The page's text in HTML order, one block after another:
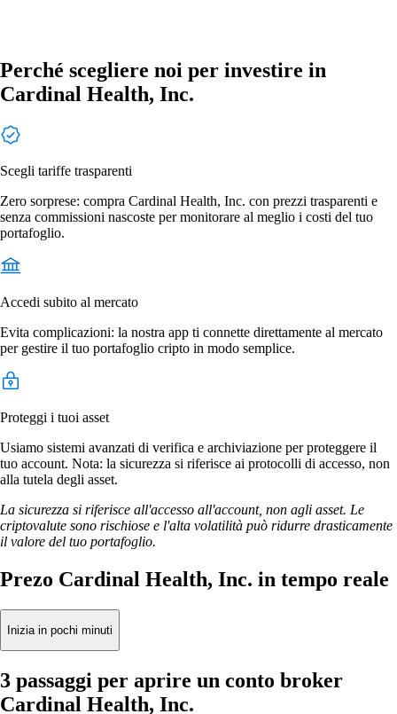
Perché scegliere noi per investire in
Cardinal Health, Inc.
Scegli tariffe trasparenti
Zero sorprese: compra Cardinal Health, Inc. con prezzi trasparenti e
senza commissioni nascoste per monitorare al meglio i costi del tuo
portafoglio.
Accedi subito al mercato
Evita complicazioni: la nostra app ti connette direttamente al mercato
per gestire il tuo portafoglio cripto in modo semplice.
Proteggi i tuoi asset
Usiamo sistemi avanzati di verifica e archiviazione per proteggere il
tuo account. Nota: la sicurezza si riferisce ai protocolli di accesso, non
alla tutela degli asset.
La sicurezza si riferisce all'accesso all'account, non agli asset. Le
criptovalute sono rischiose e l'alta volatilità può ridurre drasticamente
il valore del tuo portafoglio.
Prezo Cardinal Health, Inc. in tempo reale
Inizia in pochi minuti
3 passaggi per aprire un conto broker
Cardinal Health, Inc.